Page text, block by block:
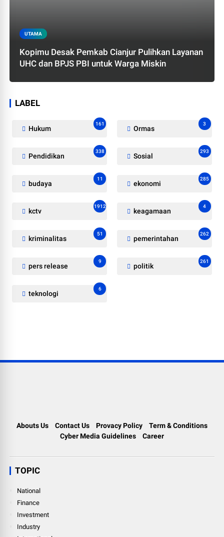
UTAMA
Kopimu Desak Pemkab Cianjur Pulihkan Layanan
UHC dan BPJS PBI untuk Warga Miskin
LABEL
Hukum
161
Ormas
3
Pendidikan
338
Sosial
293
budaya
11
ekonomi
285
kctv
1912
keagamaan
4
kriminalitas
51
pemerintahan
262
pers release
9
politik
261
teknologi
6
Abouts Us Contact Us Provacy Policy
Term & Conditions
Cyber Media Guidelines
Career
TOPIC
National
Finance
Investment
Industry